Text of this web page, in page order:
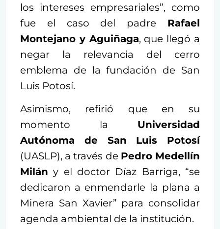
los intereses empresariales”, como
fue el caso del padre Rafael
Montejano y Aguiñaga, que llegó a
negar la relevancia del cerro
emblema de la fundación de San
Luis Potosí.
Asimismo, refirió que en su
momento la Universidad
Autónoma de San Luis Potosí
(UASLP), a través de Pedro Medellín
Milán y el doctor Díaz Barriga, “se
dedicaron a enmendarle la plana a
Minera San Xavier” para consolidar
agenda ambiental de la institución.